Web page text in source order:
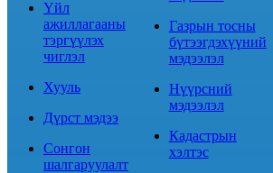
Үйл
ажиллагааны
тэргүүлэх
чиглэл
Хууль
Дүрст мэдээ
Сонгон
шалгаруулалт
Газрын тосны
бүтээгдэхүүний
мэдээлэл
Нүүрсний
мэдээлэл
Кадастрын
хэлтэс